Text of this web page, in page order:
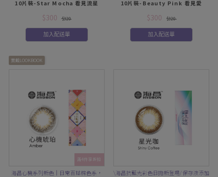
10片裝-Star Mocha 看見流星
$300 $320
加入配送單
10片裝-Beauty Pink 看見愛
$300 $320
加入配送單
滿4件享折扣
實戴LOOKBOOK
海昌心機系列新色｜日常百搭棕色系，
\海昌抗藍光彩色日拋新登場/ 保存液添加